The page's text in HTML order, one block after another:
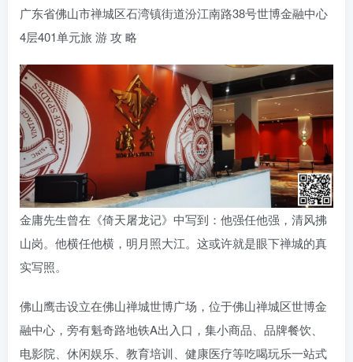
广东省佛山市禅城区石湾镇街道汾江南路38号世博金融中心
4层401单元旅 游 攻 略
金庸先生曾在《倚天屠龙记》中写到：他强任他强，清风拂
山岗。他横任他横，明月照大江。这或许就是眼下禅城的真
实写照。
佛山鹰击设立在佛山禅城世博广场，位于佛山禅城区世博金
融中心，旁有魁奇路地铁A出入口，集小商品、品牌餐饮、
电影院、休闲娱乐、教育培训、健康医疗等吃喝玩乐一站式